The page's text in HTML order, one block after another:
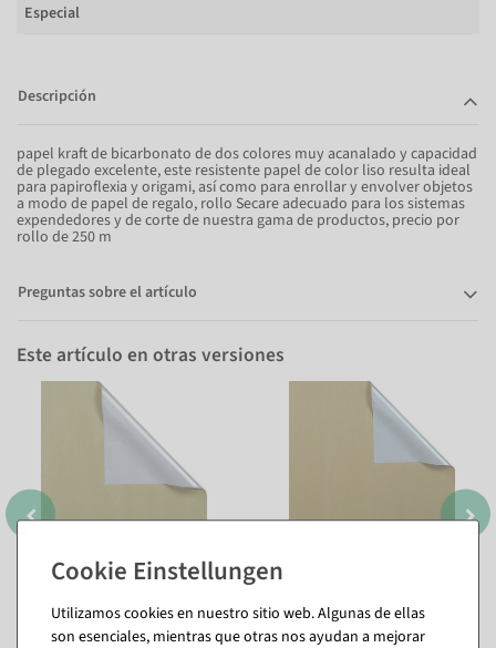
Especial
Descripción
papel kraft de bicarbonato de dos colores muy acanalado y capacidad
de plegado excelente, este resistente papel de color liso resulta ideal
para papiroflexia y origami, así como para enrollar y envolver objetos
a modo de papel de regalo, rollo Secare adecuado para los sistemas
expendedores y de corte de nuestra gama de productos, precio por
rollo de 250 m
Preguntas sobre el artículo
Este artículo en otras versiones
Utilizamos cookies en nuestro sitio web. Algunas de ellas
son esenciales, mientras que otras nos ayudan a mejorar